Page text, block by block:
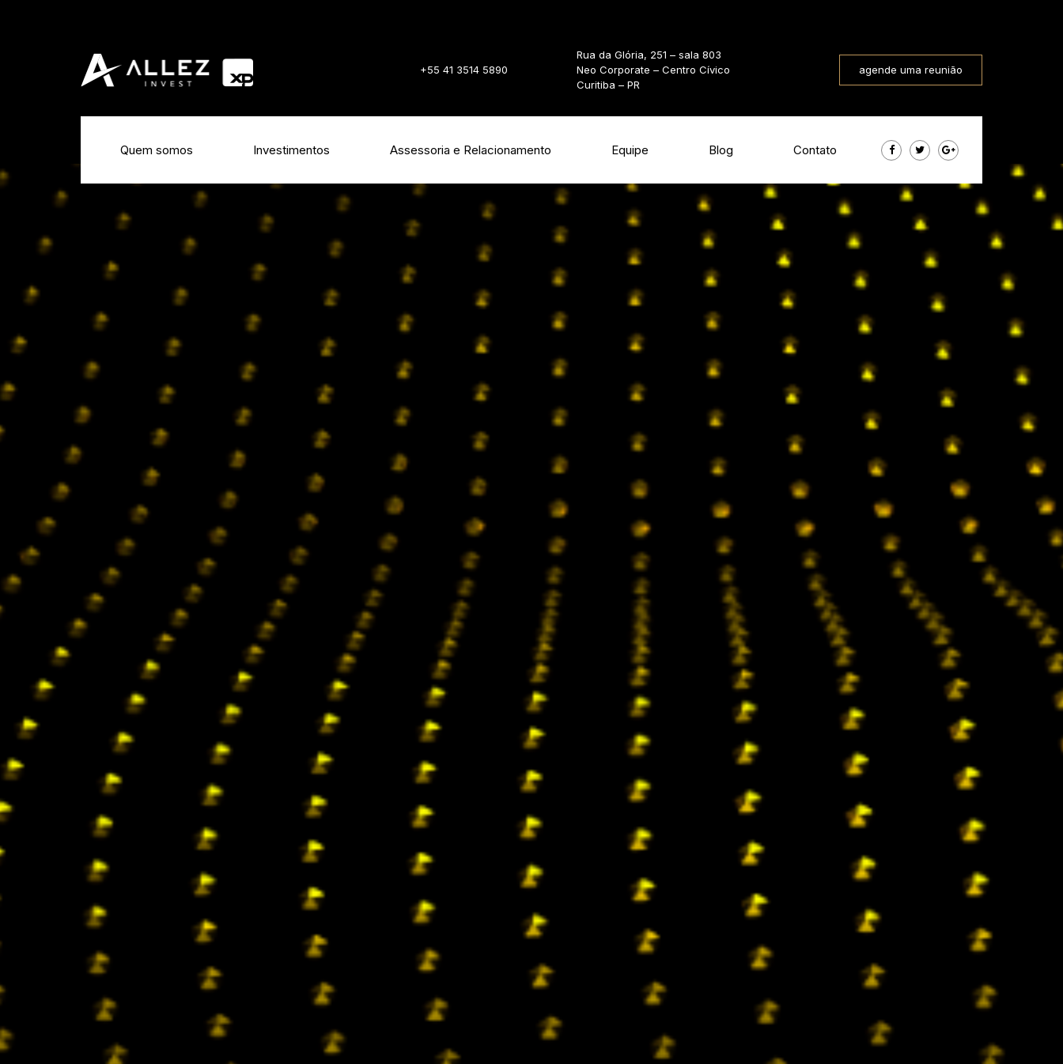
+55 41 3514 5890
Rua da Glória, 251 – sala 803
Neo Corporate – Centro Cívico
Curitiba – PR
agende uma reunião
Quem somos Investimentos Assessoria e Relacionamento Equipe Blog Contato